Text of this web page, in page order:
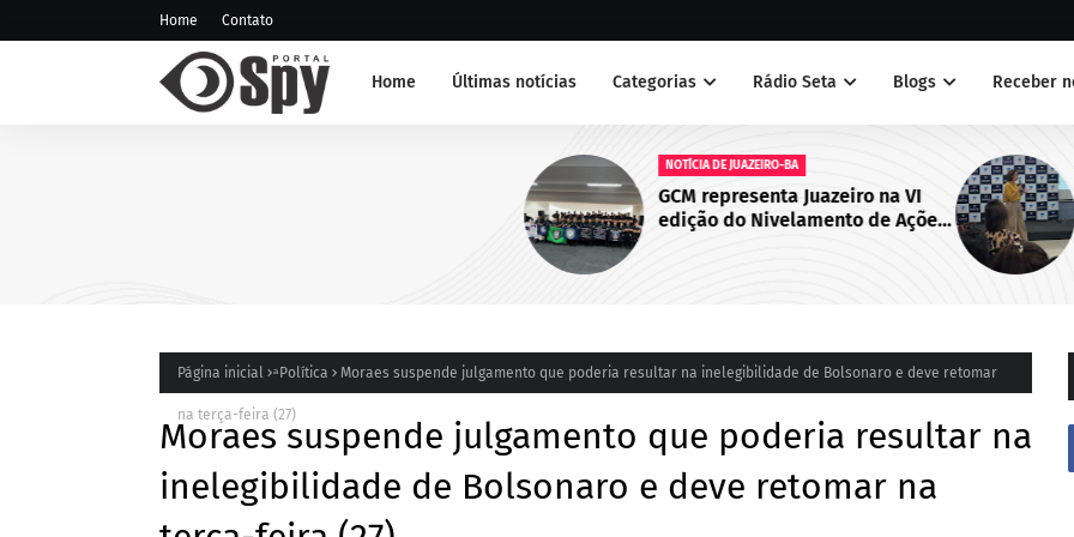
Home Contato
Home Últimas notícias Categorias Rádio Seta Blogs Receber
GCM representa Juazeiro na VI
edição do Nivelamento de Ações
Táticas (NAT-ROMU), em Cabo de
NOTÍCIAS
Juazeiro sedia primeiro encontro
do Cegras e fortalece integração
da saúde na Macrorregião Norte
Página inicial ͣ Política Moraes suspende julgamento que poderia resultar na inelegibilidade de Bolsonaro e deve retomar
na terça-feira (27)
Moraes suspende julgamento que poderia resultar na
inelegibilidade de Bolsonaro e deve retomar na